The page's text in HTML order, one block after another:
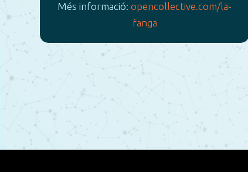
Més informació:opencollective.com/la-
fanga